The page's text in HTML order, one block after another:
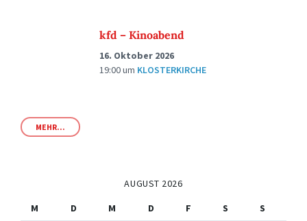
kfd – Kinoabend
16. Oktober 2026
19:00um KLOSTERKIRCHE
MEHR...
AUGUST 2026
M
D M D F S
S